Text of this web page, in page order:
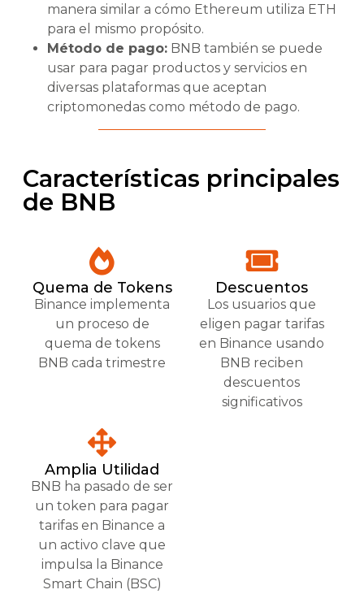
manera similar a cómo Ethereum utiliza ETH
para el mismo propósito.
Método de pago:BNB también se puede
usar para pagar productos y servicios en
diversas plataformas que aceptan
criptomonedas como método de pago.
Características principales
de BNB
Quema de Tokens
Binance implementa
un proceso de
quema de tokens
BNB cada trimestre
Descuentos
Los usuarios que
eligen pagar tarifas
en Binance usando
BNB reciben
descuentos
significativos
Amplia Utilidad
BNB ha pasado de ser
un token para pagar
tarifas en Binance a
un activo clave que
impulsa la Binance
Smart Chain (BSC)